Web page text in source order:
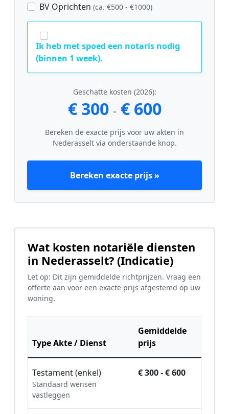
BV Oprichten (ca. €500 - €1000)
Ik heb met spoed een notaris nodig
(binnen 1 week).
Geschatte kosten (2026):
€ 300 - € 600
Bereken de exacte prijs voor uw akten in
Nederasselt via onderstaande knop.
Bereken exacte prijs »
Wat kosten notariële diensten
in Nederasselt? (Indicatie)
Let op: Dit zijn gemiddelde richtprijzen. Vraag een
offerte aan voor een exacte prijs afgestemd op uw
woning.
Type Akte / Dienst
Gemiddelde
prijs
Testament (enkel)
Standaard wensen
vastleggen
€ 300 - € 600